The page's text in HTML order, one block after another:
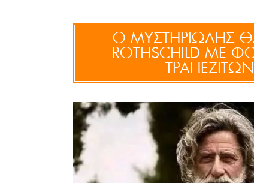
O ΜΥΣΤΗΡΙΩΔΗΣ
ROTHSCHILD ΜΕ